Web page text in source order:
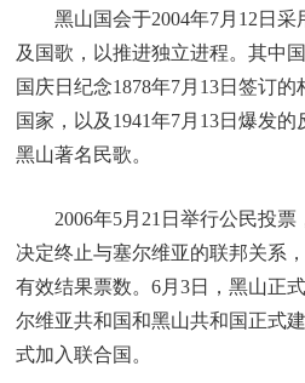
黑山国会于2004年7月12日
及国歌，以推进独立进程。其中
国庆日纪念1878年7月13日签订
国家，以及1941年7月13日爆发
黑山著名民歌。
2006年5月21日举行公民投
决定终止与塞尔维亚的联邦关系
有效结果票数。6月3日，黑山正
尔维亚共和国和黑山共和国正式
式加入联合国。